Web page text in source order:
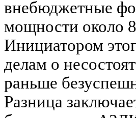
внебюджетные
мощности около
Инициатором
делам о
раньше
Разница